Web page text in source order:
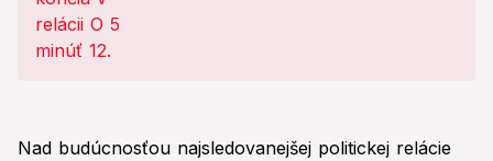
Nad budúcnosťou najsledovanejšej politickej relácie